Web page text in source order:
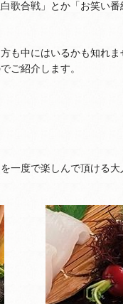
歌合戦」とか「お笑い
も中にはいるかも知れま
ご紹介します。
一度で楽しんで頂ける大